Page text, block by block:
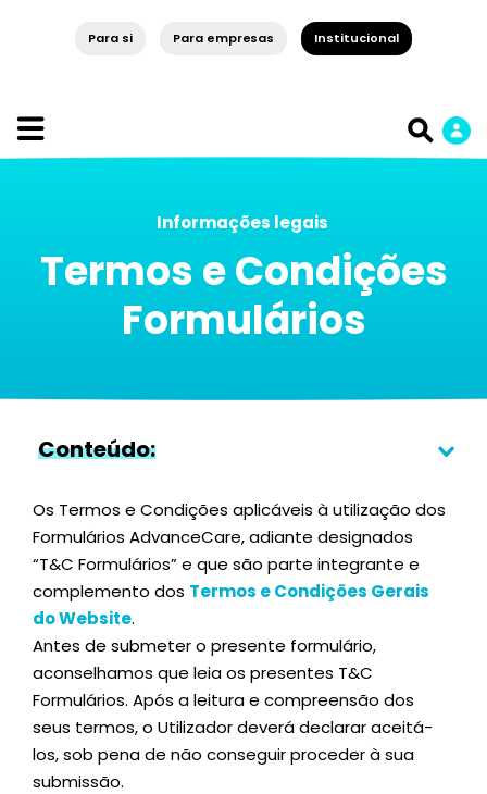
Para si Para empresas Institucional
Informações legais
Termos e Condições
Formulários
Conteúdo:
Os Termos e Condições aplicáveis à utilização dos
Formulários AdvanceCare, adiante designados
“T&C Formulários” e que são parte integrante e
complemento dos Termos e Condições Gerais
do Website.
Antes de submeter o presente formulário,
aconselhamos que leia os presentes T&C
Formulários. Após a leitura e compreensão dos
seus termos, o Utilizador deverá declarar aceitá-
los, sob pena de não conseguir proceder à sua
submissão.